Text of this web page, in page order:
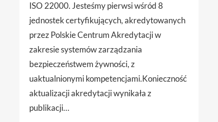
ISO 22000. Jesteśmy pierwsi wśród 8
jednostek certyfikujących, akredytowanych
przez Polskie Centrum Akredytacji w
zakresie systemów zarządzania
bezpieczeństwem żywności, z
uaktualnionymi kompetencjami.Konieczność
aktualizacji akredytacji wynikała z
publikacji…